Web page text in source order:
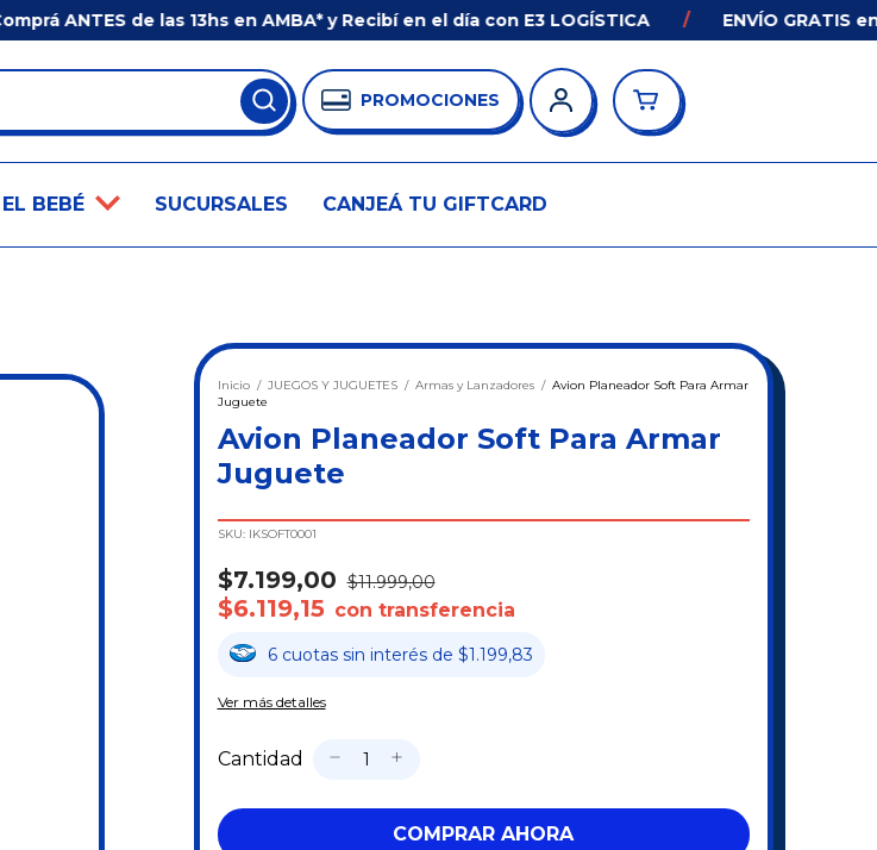
ANTES de las 13hs en AMBA* y Recibí en el día con E3 LOGÍSTICA / ENVÍO GRATIS en
PROMOCIONES
BEBÉ SUCURSALES CANJEÁ TU GIFTCARD
Inicio / JUEGOS Y JUGUETES / Armas y Lanzadores / Avion Planeador Soft Para Armar
Juguete
Avion Planeador Soft Para Armar
Juguete
SKU: IKSOFT0001
$7.199,00 $11.999,00
$6.119,15 con transferencia
6 cuotas sin interés de $1.199,83
Ver más detalles
Cantidad